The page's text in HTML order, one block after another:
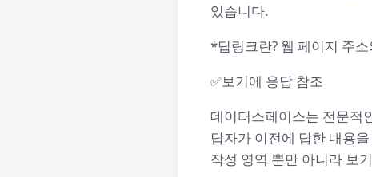
있습니다.
*딥링크란? 웹 페이지 주
✅보기에 응답 참조
데이터스페이스는 전문적
답자가 이전에 답한 내용
작성 영역 뿐만 아니라 보